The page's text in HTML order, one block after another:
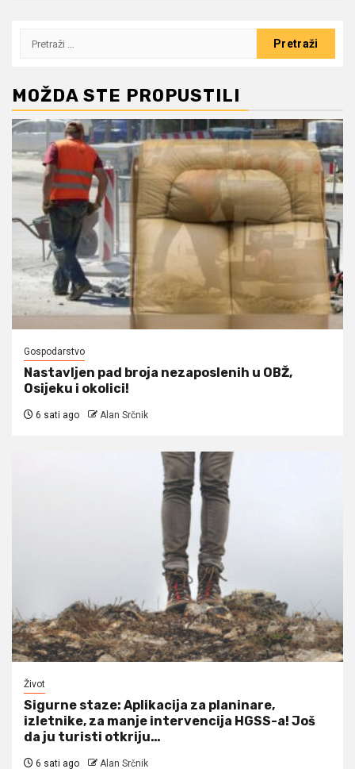
Pretraži:
MOŽDA STE PROPUSTILI
Gospodarstvo
Nastavljen pad broja nezaposlenih u OBŽ,
Osijeku i okolici!
6 sati ago Alan Srčnik
Život
Sigurne staze: Aplikacija za planinare,
izletnike, za manje intervencija HGSS-a! Još
da ju turisti otkriju…
6 sati ago Alan Srčnik